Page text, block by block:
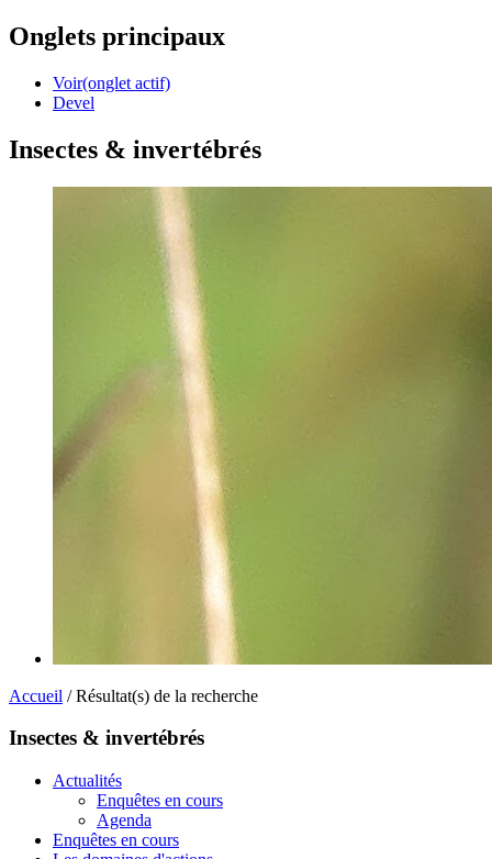
Onglets principaux
Voir(onglet actif)
Devel
Insectes & invertébrés
Accueil / Résultat(s) de la recherche
Insectes & invertébrés
Actualités
Enquêtes en cours
Agenda
Enquêtes en cours